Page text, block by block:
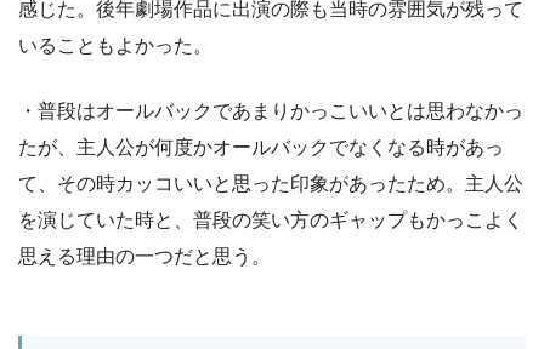
感じた。後年劇場作品に出演の際も当時の雰囲気が残って
いることもよかった。
・普段はオールバックであまりかっこいいとは思わなかっ
たが、主人公が何度かオールバックでなくなる時があっ
て、その時カッコいいと思った印象があったため。主人公
を演じていた時と、普段の笑い方のギャップもかっこよく
思える理由の一つだと思う。